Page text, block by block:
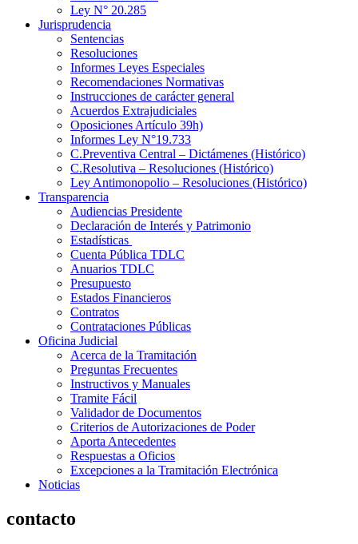
Ley N° 20.285
Jurisprudencia
Sentencias
Resoluciones
Informes Leyes Especiales
Recomendaciones Normativas
Instrucciones de carácter general
Acuerdos Extrajudiciales
Oposiciones Artículo 39h)
Informes Ley N°19.733
C.Preventiva Central – Dictámenes (Histórico)
C.Resolutiva – Resoluciones (Histórico)
Ley Antimonopolio – Resoluciones (Histórico)
Transparencia
Audiencias Presidente
Declaración de Interés y Patrimonio
Estadísticas
Cuenta Pública TDLC
Anuarios TDLC
Presupuesto
Estados Financieros
Contratos
Contrataciones Públicas
Oficina Judicial
Acerca de la Tramitación
Preguntas Frecuentes
Instructivos y Manuales
Tramite Fácil
Validador de Documentos
Criterios de Autorizaciones de Poder
Aporta Antecedentes
Respuestas a Oficios
Excepciones a la Tramitación Electrónica
Noticias
contacto